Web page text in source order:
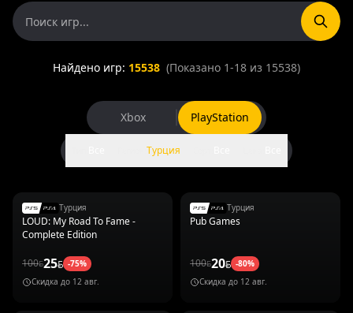
Найдено игр: 15538 (Показано 1-18 из 15538)
Xbox PlayStation
Турция
Турция
LOUD: My Road To Fame -
Complete Edition
100 25 -75%
Скидка до 12 авг.
Турция
Pub Games
100 20 -80%
Скидка до 12 авг.